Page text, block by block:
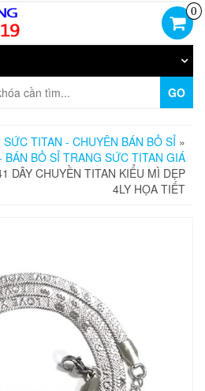
0
GO
SỨC TITAN - CHUYÊN BÁN BỎ SỈ »
BÁN BỎ SỈ TRANG SỨC TITAN GIÁ
DÂY CHUYỀN TITAN KIỂU MÌ DẸP
4LY HỌA TIẾT